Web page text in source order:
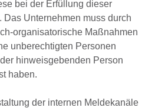
bei der Erfüllung dieser
Das Unternehmen muss durch
organisatorische Maßnahmen
unberechtigten Personen
hinweisgebenden Person
haben.
der internen Meldekanäle